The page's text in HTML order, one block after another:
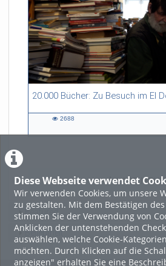
Diese Webseite verwendet
Wir verwenden Cookies, um unsere
zu gestalten. Mit dem Bestätigen
stimmen Sie der Verwendung von
Anklicken der untenstehenden
auswählen, welche Cookie-
möchten. Durch Klicken auf die
anzeigen" erhalten Sie eine
20.000 Bücher: Zu Besuch im El
04:01 duration
2688
LADE MEHR
Featured
Beliebtheit